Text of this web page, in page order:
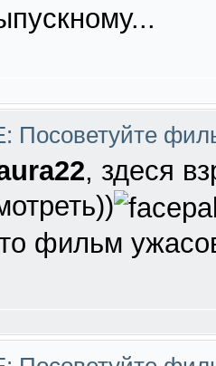
Посоветуйте
, здеся
фильм